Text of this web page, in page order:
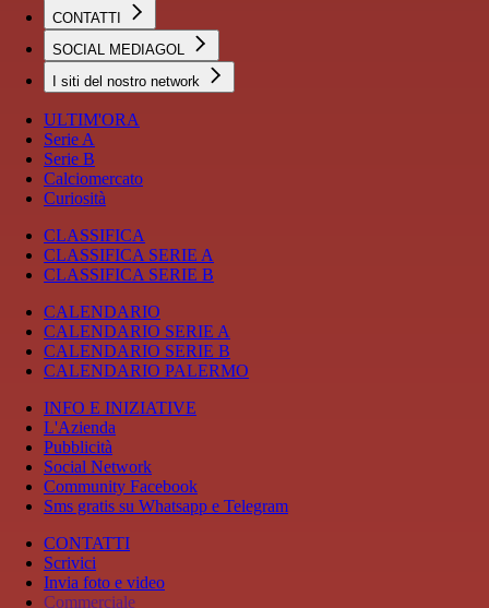
CONTATTI
SOCIAL MEDIAGOL
I siti del nostro network
ULTIM'ORA
Serie A
Serie B
Calciomercato
Curiosità
CLASSIFICA
CLASSIFICA SERIE A
CLASSIFICA SERIE B
CALENDARIO
CALENDARIO SERIE A
CALENDARIO SERIE B
CALENDARIO PALERMO
INFO E INIZIATIVE
L'Azienda
Pubblicità
Social Network
Community Facebook
Sms gratis su Whatsapp e Telegram
CONTATTI
Scrivici
Invia foto e video
Commerciale